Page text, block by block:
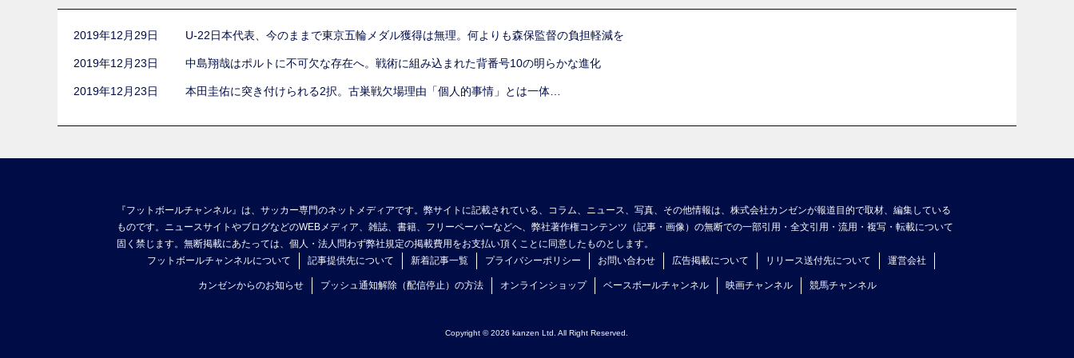
2019年12月29日 U-22日本代表、今のままで東京五輪メダル獲得は無理。何よりも森保監督の負担軽減を
2019年12月23日 中島翔哉はポルトに不可欠な存在へ。戦術に組み込まれた背番号10の明らかな進化
2019年12月23日 本田圭佑に突き付けられる2択。古巣戦欠場理由「個人的事情」とは一体…
『フットボールチャンネル』は、サッカー専門のネットメディアです。弊サイトに記載されている、コラム、ニュース、写真、その他情報は、株式会社カンゼンが報道目的で取材、編集している
ものです。ニュースサイトやブログなどのWEBメディア、雑誌、書籍、フリーペーパーなどへ、弊社著作権コンテンツ（記事・画像）の無断での一部引用・全文引用・流用・複写・転載について
固く禁じます。無断掲載にあたっては、個人・法人問わず弊社規定の掲載費用をお支払い頂くことに同意したものとします。
フットボールチャンネルについて
記事提供先について 新着記事一覧 プライバシーポリシー お問い合わせ 広告掲載について リリース送付先について 運営会社
カンゼンからのお知らせ プッシュ通知解除（配信停止）の方法 オンラインショップ ベースボールチャンネル 映画チャンネル 競馬チャンネル
Copyright © 2026 kanzen Ltd. All Right Reserved.